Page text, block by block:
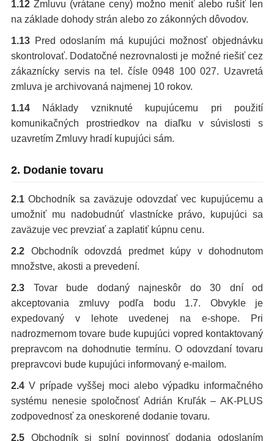
1.12 Zmluvu (vrátane ceny) možno meniť alebo rušiť len
na základe dohody strán alebo zo zákonných dôvodov.
1.13 Pred odoslaním má kupujúci možnosť objednávku
skontrolovať. Dodatočné nezrovnalosti je možné riešiť cez
zákaznícky servis na tel. čísle 0948 100 027. Uzavretá
zmluva je archivovaná najmenej 10 rokov.
1.14 Náklady vzniknuté kupujúcemu pri použití
komunikačných prostriedkov na diaľku v súvislosti s
uzavretím Zmluvy hradí kupujúci sám.
2. Dodanie tovaru
2.1 Obchodník sa zaväzuje odovzdať vec kupujúcemu a
umožniť mu nadobudnúť vlastnícke právo, kupujúci sa
zaväzuje vec prevziať a zaplatiť kúpnu cenu.
2.2 Obchodník odovzdá predmet kúpy v dohodnutom
množstve, akosti a prevedení.
2.3 Tovar bude dodaný najneskôr do 30 dní od
akceptovania zmluvy podľa bodu 1.7. Obvykle je
expedovaný v lehote uvedenej na e-shope. Pri
nadrozmernom tovare bude kupujúci vopred kontaktovaný
prepravcom na dohodnutie termínu. O odovzdaní tovaru
prepravcovi bude kupujúci informovaný e-mailom.
2.4 V prípade vyššej moci alebo výpadku informačného
systému nenesie spoločnosť Adrián Kruľák – AK-PLUS
zodpovednosť za oneskorené dodanie tovaru.
2.5 Obchodník si splní povinnosť dodania odoslaním